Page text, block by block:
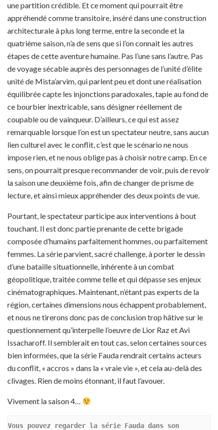
une partition crédible. Et ce moment qui pourrait être
appréhendé comme transitoire, inséré dans une construction
architecturale à plus long terme, entre la seconde et la
quatrième saison, n’a de sens que si l’on connait les autres
étapes de cette aventure humaine. Pas l’une sans l’autre. Pas
de voyage sécable auprès des personnages de l’unité d’élite
unité de Mista’arvim, qui parlent peu et dont une réalisation
équilibrée capte les injonctions paradoxales, tapie au fond de
ce bourbier inextricable, sans désigner réellement de
coupable ou de vainqueur. D’ailleurs, ce qui est assez
remarquable lorsque l’on est un spectateur neutre, sans aucun
lien culturel avec le conflit, c’est que le scénario ne nous
impose rien, et ne nous oblige pas à choisir notre camp. En ce
sens, on pourrait presque recommander de voir, puis de revoir
la saison une deuxième fois, afin de changer de prisme de
lecture, et ainsi mieux appréhender des deux points de vue.
Pourtant, le spectateur participe aux interventions à bout
touchant. Il est donc partie prenante de cette brigade
composée d’humains parfaitement hommes, ou parfaitement
femmes. La série parvient, sacré challenge, à porter le dessin
d’une bataille situationnelle, inhérente à un combat
géopolitique, traitée comme telle et qui dépasse ses enjeux
cinématographiques. Maintenant, n’étant pas experts de la
région, certaines dimensions nous échappent probablement,
et nous ne tirerons donc pas de conclusion trop hâtive sur le
questionnement qu’interpelle l’oeuvre de Lior Raz et Avi
Issacharoff. Il semblerait en tout cas, selon certaines sources
bien informées, que la série Fauda rendrait certains acteurs
du conflit, « accros » dans la « vraie vie », et cela au-delà des
clivages. Rien de moins étonnant, il faut l’avouer.
Vivement la saison 4…
Vous pouvez regarder la série Fauda dans son